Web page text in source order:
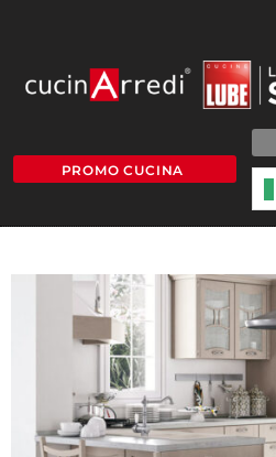
PROMO CUCINA